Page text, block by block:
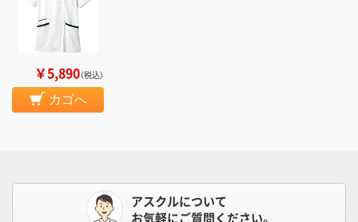
￥5,890（税込）
カゴへ
アスクルについて
お気軽にご質問ください。